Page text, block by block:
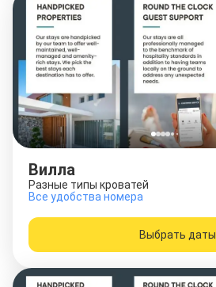
Вилла
Разные типы кроватей
Все удобства номера
Выбрать даты